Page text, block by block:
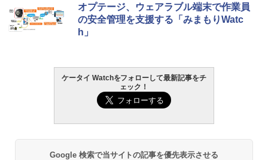
オプテージ、ウェアラブル端末で作業員
の安全管理を支援する「みまもりWatc
h」
ケータイ Watchをフォローして最新記事をチ
ェック！
Google 検索で当サイトの記事を優先表示させる